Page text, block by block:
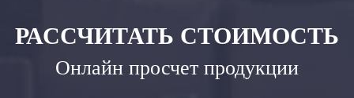
РАССЧИТАТЬ СТОИМОСТЬ
Онлайн просчет продукции